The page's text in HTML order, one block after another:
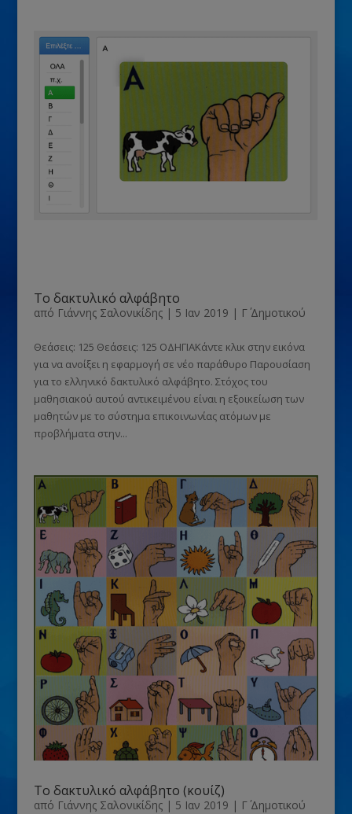
Το δακτυλικό αλφάβητο
από Γιάννης Σαλονικίδης| 5 Ιαν 2019 | Γ΄ Δημοτικού
Θεάσεις: 125 Θεάσεις: 125 ΟΔΗΓΙΑΚάντε κλικ στην εικόνα
για να ανοίξει η εφαρμογή σε νέο παράθυρο Παρουσίαση
για το ελληνικό δακτυλικό αλφάβητο. Στόχος του
μαθησιακού αυτού αντικειμένου είναι η εξοικείωση των
μαθητών με το σύστημα επικοινωνίας ατόμων με
προβλήματα στην...
Το δακτυλικό αλφάβητο (κουίζ)
από Γιάννης Σαλονικίδης| 5 Ιαν 2019 | Γ΄ Δημοτικού